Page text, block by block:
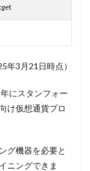
年3月21日時点）
にスタンフォー
け仮想通貨プロ
グ機器を必要と
ニングできま